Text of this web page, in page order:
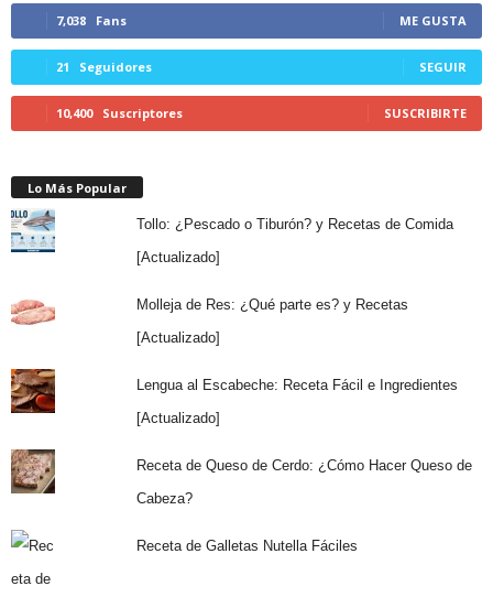
7,038 Fans ME GUSTA
21 Seguidores SEGUIR
10,400 Suscriptores SUSCRIBIRTE
Lo Más Popular
Tollo: ¿Pescado o Tiburón? y Recetas de Comida
[Actualizado]
Molleja de Res: ¿Qué parte es? y Recetas
[Actualizado]
Lengua al Escabeche: Receta Fácil e Ingredientes
[Actualizado]
Receta de Queso de Cerdo: ¿Cómo Hacer Queso de
Cabeza?
Receta de Galletas Nutella Fáciles